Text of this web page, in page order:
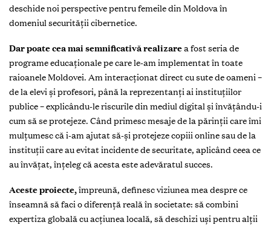
deschide noi perspective pentru femeile din Moldova în
domeniul securității cibernetice.
Dar poate cea mai semnificativă realizarea fost seria de
programe educaționale pe care le-am implementat în toate
raioanele Moldovei. Am interacționat direct cu sute de oameni –
de la elevi și profesori, până la reprezentanți ai instituțiilor
publice – explicându-le riscurile din mediul digital și învățându-i
cum să se protejeze. Când primesc mesaje de la părinții care îmi
mulțumesc că i-am ajutat să-și protejeze copiii online sau de la
instituții care au evitat incidente de securitate, aplicând ceea ce
au învățat, înțeleg că acesta este adevăratul succes.
Aceste proiecte,împreună, definesc viziunea mea despre ce
înseamnă să faci o diferență reală în societate: să combini
expertiza globală cu acțiunea locală, să deschizi uși pentru alții